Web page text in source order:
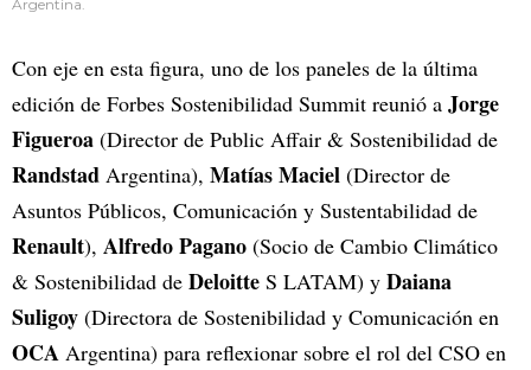
Argentina.
Con eje en esta figura, uno de los paneles de la última
edición de Forbes Sostenibilidad Summit reunió a Jorge
Figueroa (Director de Public Affair & Sostenibilidad de
Randstad Argentina), Matías Maciel (Director de
Asuntos Públicos, Comunicación y Sustentabilidad de
Renault), Alfredo Pagano (Socio de Cambio Climático
& Sostenibilidad de Deloitte S LATAM) y Daiana
Suligoy (Directora de Sostenibilidad y Comunicación en
OCA Argentina) para reflexionar sobre el rol del CSO en